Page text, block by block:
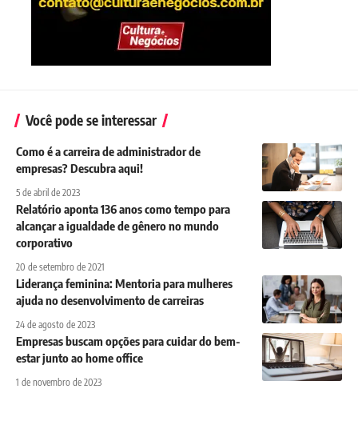
Você pode se interessar
Como é a carreira de administrador de
empresas? Descubra aqui!
5 de abril de 2023
Relatório aponta 136 anos como tempo para
alcançar a igualdade de gênero no mundo
corporativo
20 de setembro de 2021
Liderança feminina: Mentoria para mulheres
ajuda no desenvolvimento de carreiras
24 de agosto de 2023
Empresas buscam opções para cuidar do bem-
estar junto ao home office
1 de novembro de 2023